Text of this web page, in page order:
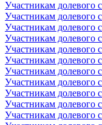
Участникам долевого
Участникам долевого
Участникам долевого
Участникам долевого
Участникам долевого
Участникам долевого
Участникам долевого
Участникам долевого
Участникам долевого
Участникам долевого
Участникам долевого